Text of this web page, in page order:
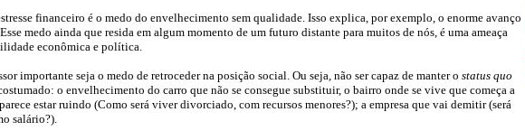
financeiro é o medo do envelhecimento sem qualidade. Isso explica, por exemplo, o enorme avanço
medo ainda que resida em algum momento de um futuro distante para muitos de nós, é uma ameaça
econômica e política.
importante seja o medo de retroceder na posição social. Ou seja, não ser capaz de manter o status quo
o envelhecimento do carro que não se consegue substituir, o bairro onde se vive que começa a
estar ruindo (Como será viver divorciado, com recursos menores?); a empresa que vai demitir (será
salário?).